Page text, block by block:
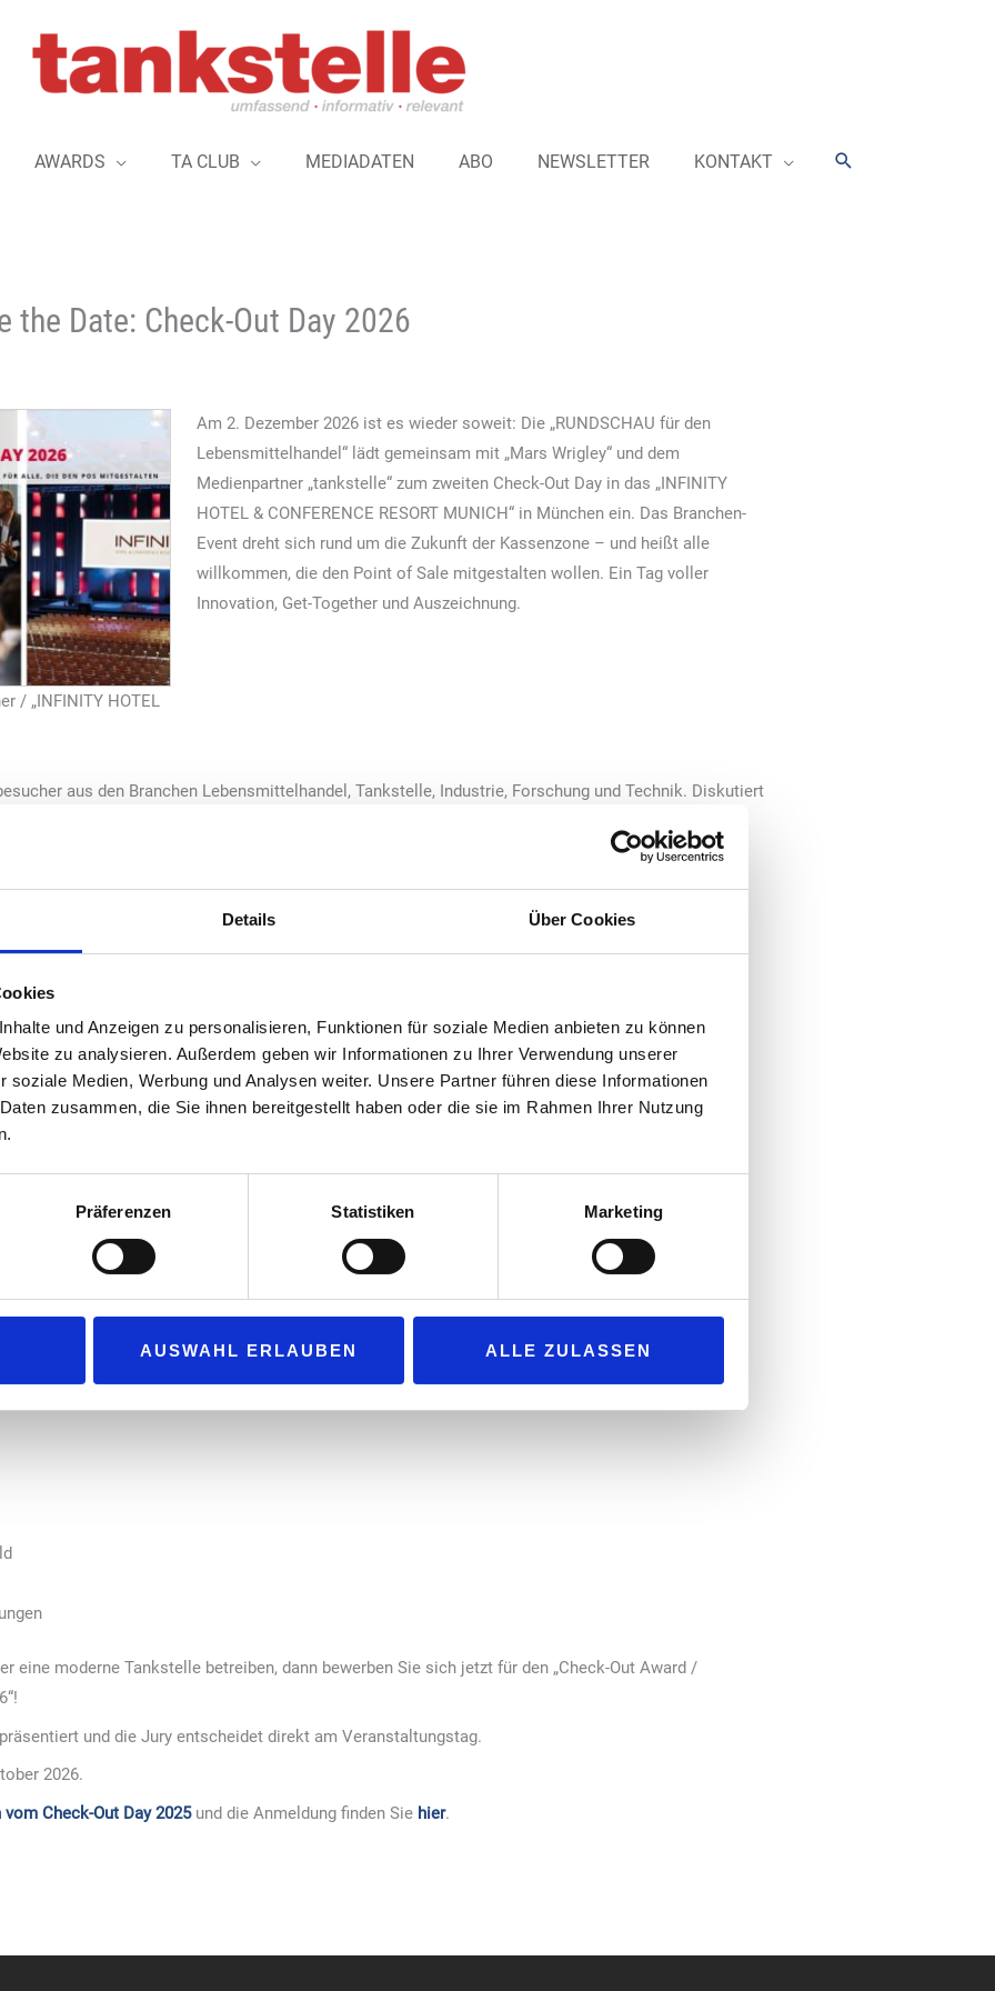
Details Über Cookies
und Anzeigen zu personalisieren, Funktionen für soziale Medien anbieten zu können
zu analysieren. Außerdem geben wir Informationen zu Ihrer Verwendung unserer
soziale Medien, Werbung und Analysen weiter. Unsere Partner führen diese Informationen
zusammen, die Sie ihnen bereitgestellt haben oder die sie im Rahmen Ihrer Nutzung
Präferenzen Statistiken Marketing
AUSWAHL ERLAUBEN ALLE ZULASSEN
AWARDS TA CLUB MEDIADATEN ABO NEWSLETTER KONTAKT Suchen
the Date: Check-Out Day 2026
/ „INFINITY HOTEL
Am 2. Dezember 2026 ist es wieder soweit: Die „RUNDSCHAU für den
Lebensmittelhandel“ lädt gemeinsam mit „Mars Wrigley“ und dem
Medienpartner „tankstelle“ zum zweiten Check-Out Day in das „INFINITY
HOTEL & CONFERENCE RESORT MUNICH“ in München ein. Das Branchen-
Event dreht sich rund um die Zukunft der Kassenzone – und heißt alle
willkommen, die den Point of Sale mitgestalten wollen. Ein Tag voller
Innovation, Get-Together und Auszeichnung.
aus den Branchen Lebensmittelhandel, Tankstelle, Industrie, Forschung und Technik. Diskutiert
Best Practices im Bereich des Self-Check-Outs und der digitalen Kassenzone. Einerseits werden
vorgestellt, andererseits erwartet die Teilnehmer interessante Vorträge sowie
mitwirken dürfen. Der Check-Out Day ermöglicht einen dynamischen Austausch zwischen
aus der Branche und bietet eine Plattform zum Vernetzen – in entspannter Atmosphäre.
Workshop und Networking
2026
beste Kassenzone 2026“ in unterschiedlichen Kategorien gekürt. Die Jury setzt sich aus
mit Unterstützung von „Mars Wrigley“ sowie Experten aus Marktforschung und
eines Kriterienkatalogs prämiert das Fachgremium Deutschlands beste Kassenzone – die
ausgelegt und stößt in der Branche auf große Resonanz. Die eingereichten Anmeldeunterlagen
der Fach-Jury geprüft, sodass die tatsächliche Leistung im Tagesgeschäft abgeglichen werden
eine moderne Tankstelle betreiben, dann bewerben Sie sich jetzt für den „Check-Out Award /
und die Jury entscheidet direkt am Veranstaltungstag.
2026.
Check-Out Day 2025und die Anmeldung finden Sie hier.